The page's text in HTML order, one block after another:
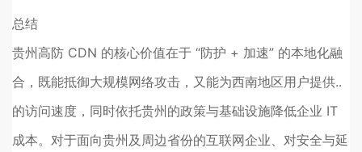
总结
贵州高防 CDN 的核心价值在于 “防护 + 加速” 的本地化融
合，既能抵御大规模网络攻击，又能为西南地区用户提供..
的访问速度，同时依托贵州的政策与基础设施降低企业 IT
成本。对于面向贵州及周边省份的互联网企业、对安全与延